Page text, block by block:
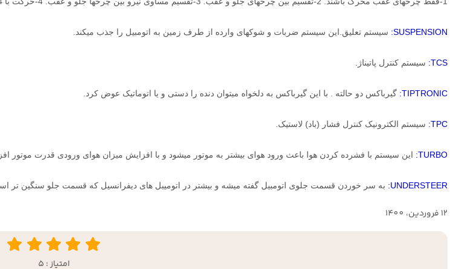
SUSPENSION: سیستم تعلیق.این سیستم ضربات و شوکهای وارده از طرف زمین به اتومبیل را جذب میکند
TCS: سیستم کنترل پاتیناژ.
TIPTRONIC: گیرباکس دو حالته . با این گیرباکس به دلخواه میتوان دنده را دستی و یا اتوماتیک عوض کرد
TPC: سیستم الکترونیک کنترل فشار (باد) لاستیک.
TURBO: این سیستم با فشرده کردن هوا باعث ورود هوای بیشتر به موتور میشود و با افزایش میزان هوای ورودی قدرت موتور
UNDERSTEER: به سر خوردن قسمت جلوی اتومبیل گفته میشه و بیشتر در اتومیبل های دیفرانسیل که قسمت جلو سنگین تر
12 فروردين، 1400
امتیاز : 5